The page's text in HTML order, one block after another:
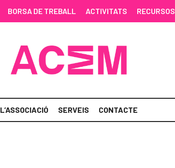
BORSA DE TREBALL ACTIVITATS RECURSOS
L’ASSOCIACIÓ SERVEIS CONTACTE